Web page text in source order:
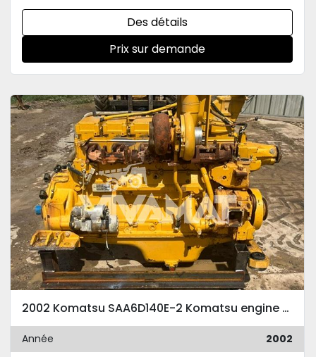
Des détails
Prix sur demande
2002 Komatsu SAA6D140E-2 Komatsu engine HD325
Année
2002